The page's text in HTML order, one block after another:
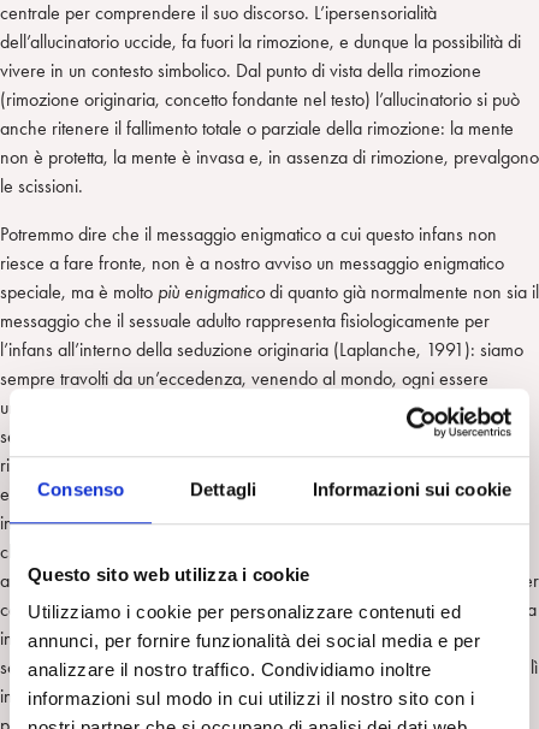
Consenso Dettagli Informazioni sui cookie
Questo sito web utilizza i cookie
Utilizziamo i cookie per personalizzare contenuti ed
annunci, per fornire funzionalità dei social media e per
analizzare il nostro traffico. Condividiamo inoltre
informazioni sul modo in cui utilizzi il nostro sito con i
centrale per comprendere il suo discorso. L’ipersensorialità
dell’allucinatorio uccide, fa fuori la rimozione, e dunque la possibilità di
vivere in un contesto simbolico. Dal punto di vista della rimozione
(rimozione originaria, concetto fondante nel testo) l’allucinatorio si può
anche ritenere il fallimento totale o parziale della rimozione: la mente
non è protetta, la mente è invasa e, in assenza di rimozione, prevalgono
le scissioni.
Potremmo dire che il messaggio enigmatico a cui questo infans non
riesce a fare fronte, non è a nostro avviso un messaggio enigmatico
speciale, ma è molto più enigmaticodi quanto già normalmente non sia il
messaggio che il sessuale adulto rappresenta fisiologicamente per
l’infans all’interno della seduzione originaria (Laplanche, 1991): siamo
sempre travolti da un’eccedenza, venendo al mondo, ogni essere
umano ha davanti l’enorme incombenza di tradurre un messaggio
sessuale inconscio all’adulto stesso, seduttivo per asimmetria, che
ritroveremo come sappiamo nella cura, ma che nella psicosi è stato
enigmatico all’eccesso, ipertrofico, spaventoso, assolutamente
intraducibile. Quello che è assai originale nella proposta di Correale è
che egli non si limita a dire questo, ma conferisce una forma sensoriale
a tale enigmaticità: il visivo. La psicosi, a cui allinea anche il trauma e per
certi versi il feticismo inteso in senso allargato, sarebbe la psicopatologia
in cui prepondera il visivo, l’eccedenza del particolare estratto dalla
scena visiva sensoriale che, fissata, registrata nella memoria, assilla da lì
in poi sensorialmente il soggetto psicotico. Ne consegue l’ulteriore